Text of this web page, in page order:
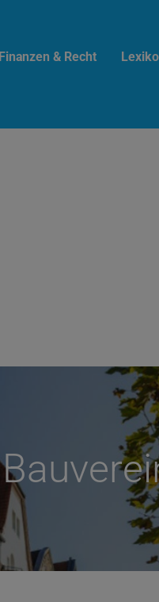
Finanzen & Recht